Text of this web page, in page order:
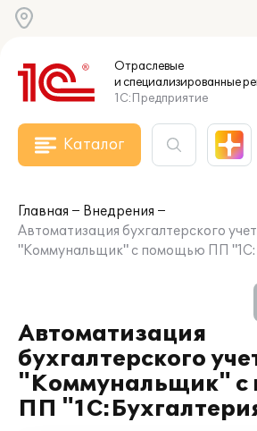
Отраслевые
и специализированные
1С:Предприятие
Каталог
Главная
Внедрения
Автоматизация бухгалтерского
"Коммунальщик" с помощью ПП
Автоматизация
бухгалтерского
"Коммунальщик"
ПП